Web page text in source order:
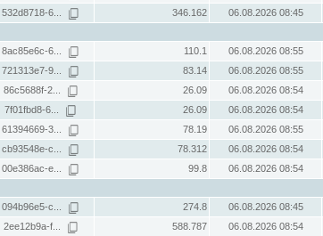
532d8718-6... 346.162
06.08.2026 08:45
8ac85e6c-6... 110.1
06.08.2026 08:55
721313e7-9... 83.14
06.08.2026 08:55
86c5688f-2... 26.09
06.08.2026 08:54
7f01fbd8-6... 26.09
06.08.2026 08:54
61394669-3... 78.19
06.08.2026 08:55
cb93548e-c... 78.312
06.08.2026 08:54
00e386ac-e... 99.8
06.08.2026 08:54
094b96e5-c... 274.8
06.08.2026 08:45
2ee12b9a-f... 588.787
06.08.2026 08:54